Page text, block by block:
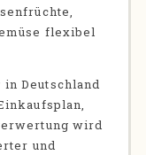
flexibel
in Deutschland
wird
und